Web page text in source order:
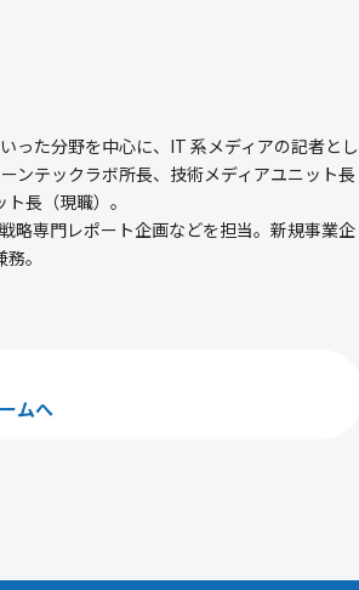
った分野を中心に、IT 系メディアの記者とし
ンテックラボ所長、技術メディアユニット長
長（現職）。
略専門レポート企画などを担当。新規事業企
。
ムへ